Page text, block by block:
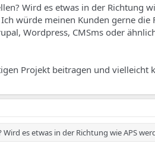
Wird es etwas in der Richtung
würde meinen Kunden gerne
Wordpress, CMSms oder
Projekt beitragen und vielleicht
es etwas in der Richtung wie APS